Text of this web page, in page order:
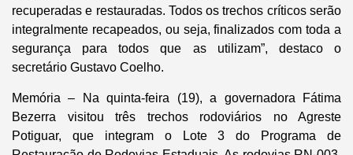
recuperadas e restauradas. Todos os trechos críticos serão
integralmente recapeados, ou seja, finalizados com toda a
segurança para todos que as utilizam”, destaco o
secretário Gustavo Coelho.
Memória –
Na quinta-feira (19), a governadora Fátima
Bezerra visitou três trechos rodoviários no Agreste
Potiguar, que integram o Lote 3 do Programa de